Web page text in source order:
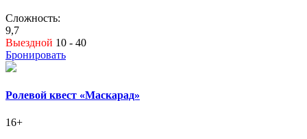
Сложность:
9,7
Выездной 10 - 40
Бронировать
Ролевой квест «Маскарад»
16+